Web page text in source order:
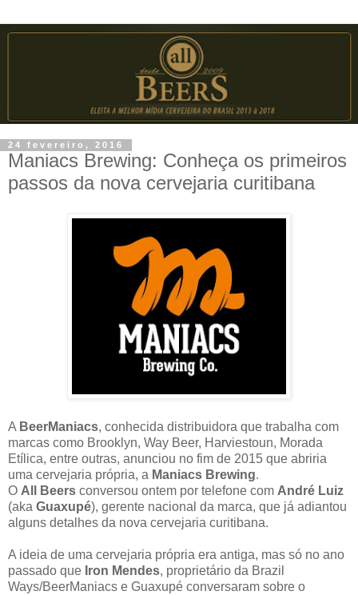
24 fevereiro, 2016
Maniacs Brewing: Conheça os primeiros
passos da nova cervejaria curitibana
A BeerManiacs, conhecida distribuidora que trabalha com
marcas como Brooklyn, Way Beer, Harviestoun, Morada
Etílica, entre outras, anunciou no fim de 2015 que abriria
uma cervejaria própria, a Maniacs Brewing.
O All Beers conversou ontem por telefone com André Luiz
(aka Guaxupé), gerente nacional da marca, que já adiantou
alguns detalhes da nova cervejaria curitibana.
A ideia de uma cervejaria própria era antiga, mas só no ano
passado que Iron Mendes, proprietário da Brazil
Ways/BeerManiacs e Guaxupé conversaram sobre o